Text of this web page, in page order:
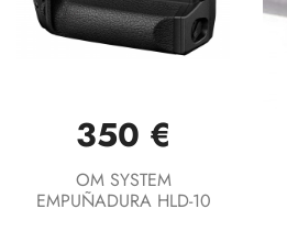
350 €
OM SYSTEM
EMPUÑADURA HLD-10